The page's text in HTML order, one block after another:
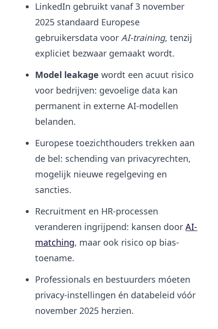
LinkedIn gebruikt vanaf 3 november
2025 standaard Europese
gebruikersdata voorAI-training, tenzij
expliciet bezwaar gemaakt wordt.
Model leakage wordt een acuut risico
voor bedrijven: gevoelige data kan
permanent in externe AI-modellen
belanden.
Europese toezichthouders trekken aan
de bel: schending van privacyrechten,
mogelijk nieuwe regelgeving en
sancties.
Recruitment en HR-processen
veranderen ingrijpend: kansen doorAI-
matching, maar ook risico op bias-
toename.
Professionals en bestuurders móeten
privacy-instellingen én databeleid vóór
november 2025 herzien.